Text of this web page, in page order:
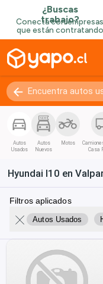
Autos
Usados
Autos
Nuevos
Motos
Casa
Hyundai I10 en
Filtros aplicados
Autos Usados